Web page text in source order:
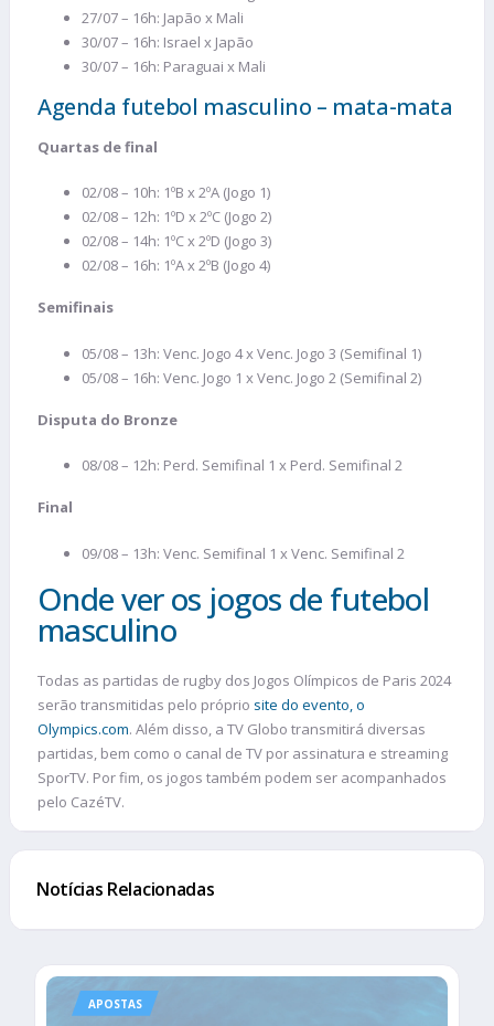
27/07 – 16h: Japão x Mali
30/07 – 16h: Israel x Japão
30/07 – 16h: Paraguai x Mali
Agenda futebol masculino – mata-mata
Quartas de final
02/08 – 10h: 1ºB x 2ºA (Jogo 1)
02/08 – 12h: 1ºD x 2ºC (Jogo 2)
02/08 – 14h: 1ºC x 2ºD (Jogo 3)
02/08 – 16h: 1ºA x 2ºB (Jogo 4)
Semifinais
05/08 – 13h: Venc. Jogo 4 x Venc. Jogo 3 (Semifinal 1)
05/08 – 16h: Venc. Jogo 1 x Venc. Jogo 2 (Semifinal 2)
Disputa do Bronze
08/08 – 12h: Perd. Semifinal 1 x Perd. Semifinal 2
Final
09/08 – 13h: Venc. Semifinal 1 x Venc. Semifinal 2
Onde ver os jogos de futebol
masculino
Todas as partidas de rugby dos Jogos Olímpicos de Paris 2024
serão transmitidas pelo próprio site do evento, o
Olympics.com. Além disso, a TV Globo transmitirá diversas
partidas, bem como o canal de TV por assinatura e streaming
SporTV. Por fim, os jogos também podem ser acompanhados
pelo CazéTV.
Notícias Relacionadas
APOSTAS